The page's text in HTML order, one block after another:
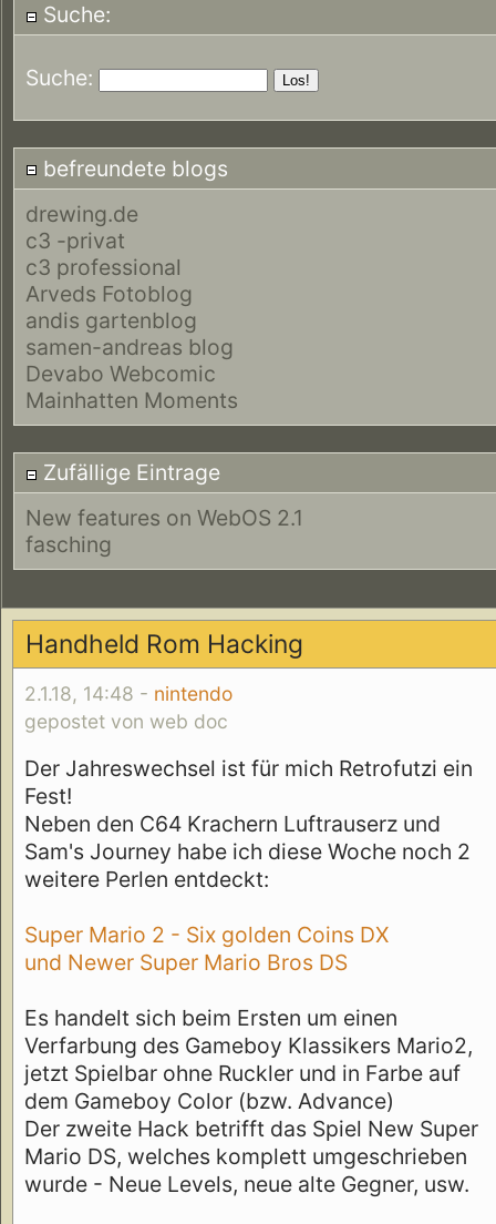
Suche:
Suche:
befreundete blogs
drewing.de
c3 -privat
c3 professional
Arveds Fotoblog
andis gartenblog
samen-andreas blog
Devabo Webcomic
Mainhatten Moments
Zufällige Eintrage
New features on WebOS 2.1
fasching
Handheld Rom Hacking
2.1.18, 14:48 - nintendo
gepostet von web doc
Der Jahreswechsel ist für mich Retrofutzi ein
Fest!
Neben den C64 Krachern Luftrauserz und
Sam's Journey habe ich diese Woche noch 2
weitere Perlen entdeckt:
Super Mario 2 - Six golden Coins DX
und Newer Super Mario Bros DS
Es handelt sich beim Ersten um einen
Verfarbung des Gameboy Klassikers Mario2,
jetzt Spielbar ohne Ruckler und in Farbe auf
dem Gameboy Color (bzw. Advance)
Der zweite Hack betrifft das Spiel New Super
Mario DS, welches komplett umgeschrieben
wurde - Neue Levels, neue alte Gegner, usw.